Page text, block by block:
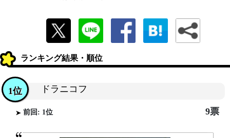
ランキング結果・順位
ドラニコフ
1位
前回: 1位 9票